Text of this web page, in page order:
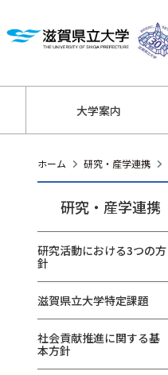
大学案内
ホーム 研究・産学連携
研究・産学連携
研究活動における3つの方
針
滋賀県立大学特定課題
社会貢献推進に関する基
本方針